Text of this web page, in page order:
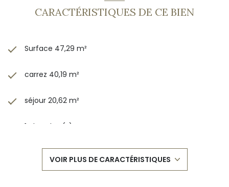
CARACTÉRISTIQUES DE CE BIEN
Surface 47,29 m²
carrez 40,19 m²
séjour 20,62 m²
1 chambre(s)
1 salle(s) d'eau
VOIR PLUS DE CARACTÉRISTIQUES